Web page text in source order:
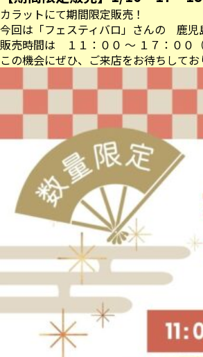
カラットにて期間限定販売！
今回は「フェスティバロ」さんの 鹿児
販売時間は １１：００ ～ １７：００（
この機会にぜひ、ご来店をお待ちしてお